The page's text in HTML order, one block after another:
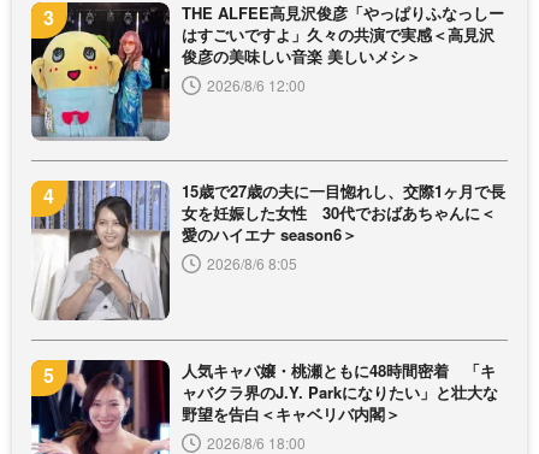
THE ALFEE高見沢俊彦「やっぱりふなっしー
はすごいですよ」久々の共演で実感＜高見沢
俊彦の美味しい音楽 美しいメシ＞
2026/8/6 12:00
15歳で27歳の夫に一目惚れし、交際1ヶ月で長
女を妊娠した女性 30代でおばあちゃんに＜
愛のハイエナ season6＞
2026/8/6 8:05
人気キャバ嬢・桃瀬ともに48時間密着 「キ
ャバクラ界のJ.Y. Parkになりたい」と壮大な
野望を告白＜キャベリバ内閣＞
2026/8/6 18:00